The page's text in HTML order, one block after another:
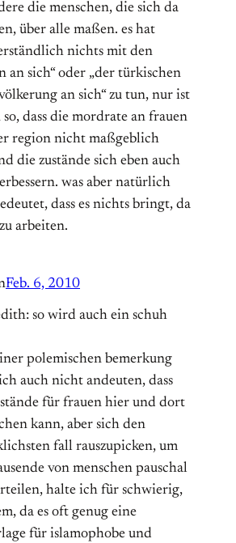
die menschen, die sich da
über alle maßen. es hat
nichts mit den
an sich“ oder „der türkischen
an sich“ zu tun, nur ist
so, dass die mordrate an frauen
region nicht maßgeblich
die zustände sich eben auch
was aber natürlich
dass es nichts bringt, da
arbeiten.
Feb. 6, 2010
so wird auch ein schuh
polemischen bemerkung
auch nicht andeuten, dass
für frauen hier und dort
kann, aber sich den
fall rauszupicken, um
von menschen pauschal
halte ich für schwierig,
da es oft genug eine
für islamophobe und